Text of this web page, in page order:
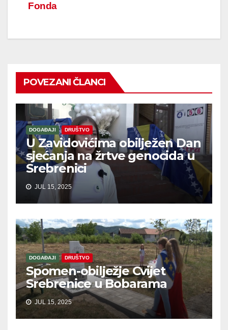
Fonda
POVEZANI ČLANCI
DOGAĐAJI DRUŠTVO
U Zavidovićima obilježen Dan
sjećanja na žrtve genocida u
Srebrenici
JUL 15, 2025
DOGAĐAJI DRUŠTVO
Spomen-obilježje Cvijet
Srebrenice u Bobarama
JUL 15, 2025